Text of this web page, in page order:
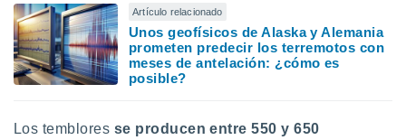
acceder a
web a
abono
Artículo relacionado
Unos geofísicos de Alaska y Alemania
prometen predecir los terremotos con
meses de antelación: ¿cómo es
posible?
Los temblores se producen entre 550 y 650